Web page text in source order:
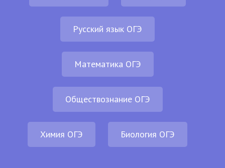
Русский язык ОГЭ
Математика ОГЭ
Обществознание ОГЭ
Химия ОГЭ Биология ОГЭ